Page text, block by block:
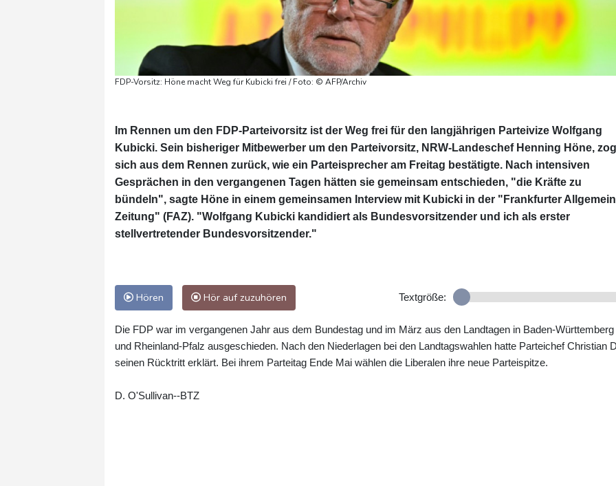
FDP-Vorsitz: Höne macht Weg für Kubicki frei / Foto: © AFP/Archiv
Im Rennen um den FDP-Parteivorsitz ist der Weg frei für den langjährigen Parteivize Wolfgang
Kubicki. Sein bisheriger Mitbewerber um den Parteivorsitz, NRW-Landeschef Henning Höne, zog
sich aus dem Rennen zurück, wie ein Parteisprecher am Freitag bestätigte. Nach intensiven
Gesprächen in den vergangenen Tagen hätten sie gemeinsam entschieden, "die Kräfte zu
bündeln", sagte Höne in einem gemeinsamen Interview mit Kubicki in der "Frankfurter
Zeitung" (FAZ). "Wolfgang Kubicki kandidiert als Bundesvorsitzender und ich als erster
stellvertretender Bundesvorsitzender."
Hören Hör auf zuzuhören Textgröße:
Die FDP war im vergangenen Jahr aus dem Bundestag und im März aus den Landtagen in Baden-Württemberg
und Rheinland-Pfalz ausgeschieden. Nach den Niederlagen bei den Landtagswahlen hatte Parteichef Christian
seinen Rücktritt erklärt. Bei ihrem Parteitag Ende Mai wählen die Liberalen ihre neue Parteispitze.
D. O'Sullivan--BTZ